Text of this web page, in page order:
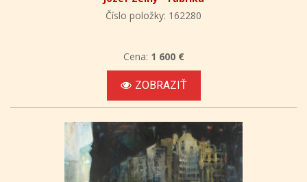
Číslo položky: 162280
Cena: 1 600 €
ZOBRAZIŤ